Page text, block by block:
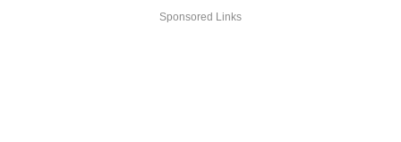
Sponsored Links